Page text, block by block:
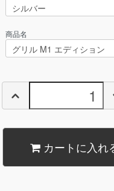
商品名
カートに入れ